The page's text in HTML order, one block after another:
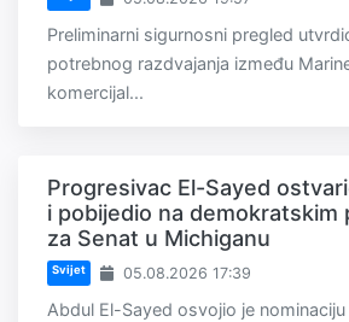
Preliminarni sigurnosni pregled
potrebnog razdvajanja između
komercijal...
Progresivac El-Sayed
i pobijedio na demokratskim
za Senat u Michiganu
Svijet 05.08.2026 17:39
Abdul El-Sayed osvojio je